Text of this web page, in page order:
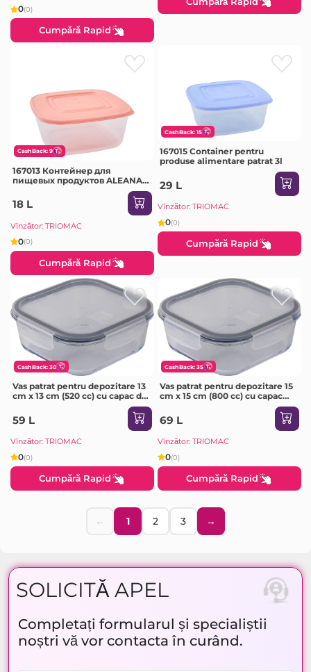
0(0)
Cumpără Rapid
CashBack: 9
167013 Контейнер для
пищевых продуктов ALEANA,
18 L
Vînzător: TRIOMAC
0(0)
Cumpără Rapid
CashBack: 15
167015 Container pentru
produse alimentare patrat 3l
29 L
Vînzător: TRIOMAC
0(0)
Cumpără Rapid
CashBack: 30
Vas patrat pentru depozitare 13
cm x 13 cm (520 cc) cu capac din
plastic cu orificiu de ventilare,
Borart
59 L
Vînzător: TRIOMAC
0(0)
Cumpără Rapid
CashBack: 35
Vas patrat pentru depozitare 15
cm x 15 cm (800 cc) cu capac
ventilare, Borart
69 L
Vînzător: TRIOMAC
0(0)
Cumpără Rapid
← 1 2 3 →
SOLICITĂ APEL
Completați formularul și specialiștii
noștri vă vor contacta în curând.